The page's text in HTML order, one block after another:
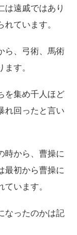
は遠戚ではあり
ています。
ら、弓術、馬術
す。
を集め千人ほど
れ回ったと言い
時から、曹操に
最初から曹操に
います。
なったのかは記